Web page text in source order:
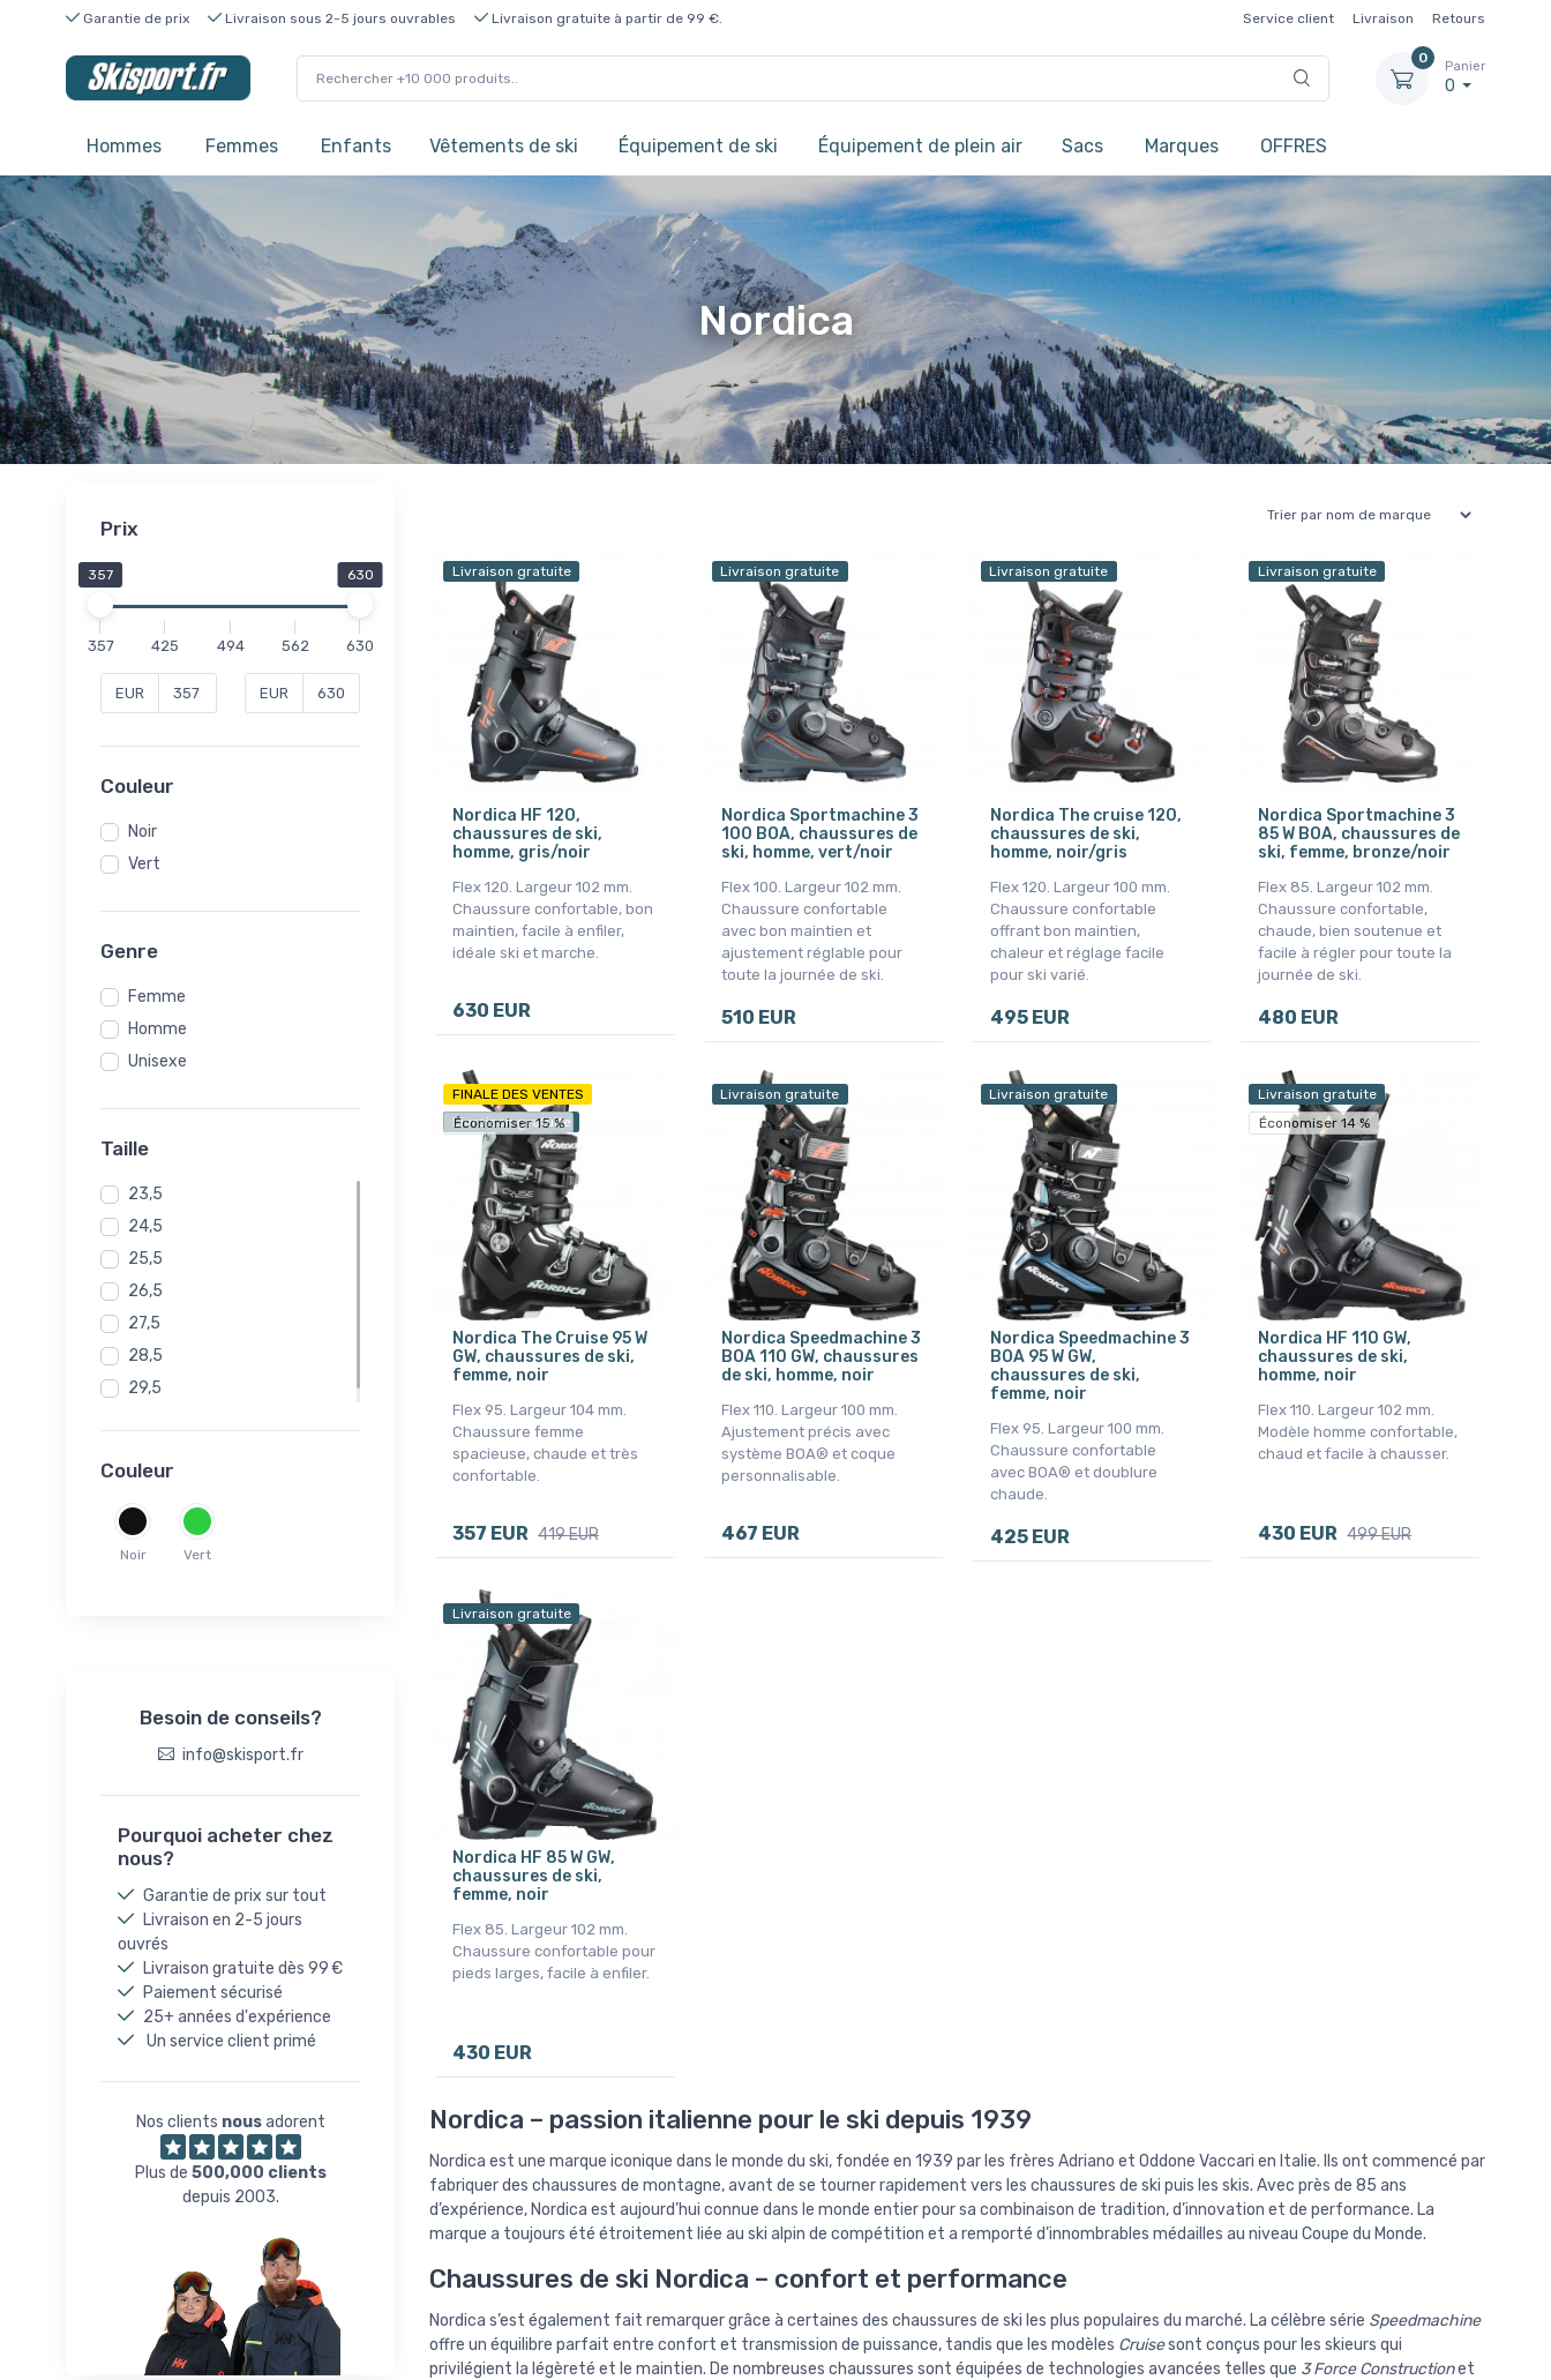
Garantie de prix Livraison sous 2-5 jours ouvrables Livraison gratuite à partir de 99 €. Service client Livraison Retours
0
Panier
0
Hommes Femmes Enfants Vêtements de ski Équipement de ski Équipement de plein air Sacs Marques OFFRES
Nordica
Prix
357 630
357 425 494 562 630
EUR EUR
Couleur
Noir
Vert
Genre
Femme
Homme
Unisexe
Taille
23,5
24,5
25,5
26,5
27,5
28,5
29,5
Couleur
Noir Vert
Besoin de conseils?
info@skisport.fr
Pourquoi acheter chez
nous?
Garantie de prix sur tout
Livraison en 2-5 jours
ouvrés
Livraison gratuite dès 99 €
Paiement sécurisé
25+ années d'expérience
Un service client primé
Nos clients nousadorent
Plus de 500,000 clients
depuis 2003.
Livraison gratuite
Nordica HF 120,
chaussures de ski,
homme, gris/noir
Flex 120. Largeur 102 mm.
Chaussure confortable, bon
maintien, facile à enfiler,
idéale ski et marche.
630 EUR
Livraison gratuite
Nordica Sportmachine 3
100 BOA, chaussures de
ski, homme, vert/noir
Flex 100. Largeur 102 mm.
Chaussure confortable
avec bon maintien et
ajustement réglable pour
toute la journée de ski.
510 EUR
Livraison gratuite
Nordica The cruise 120,
chaussures de ski,
homme, noir/gris
Flex 120. Largeur 100 mm.
Chaussure confortable
offrant bon maintien,
chaleur et réglage facile
pour ski varié.
495 EUR
Livraison gratuite
Nordica Sportmachine 3
85 W BOA, chaussures de
ski, femme, bronze/noir
Flex 85. Largeur 102 mm.
Chaussure confortable,
chaude, bien soutenue et
facile à régler pour toute la
journée de ski.
480 EUR
FINALE DES VENTES
Livraison gratuite
Économiser 15 %
Nordica The Cruise 95 W
GW, chaussures de ski,
femme, noir
Flex 95. Largeur 104 mm.
Chaussure femme
spacieuse, chaude et très
confortable.
357 EUR 419 EUR
Livraison gratuite
Nordica Speedmachine 3
BOA 110 GW, chaussures
de ski, homme, noir
Flex 110. Largeur 100 mm.
Ajustement précis avec
système BOA® et coque
personnalisable.
467 EUR
Livraison gratuite
Nordica Speedmachine 3
BOA 95 W GW,
chaussures de ski,
femme, noir
Flex 95. Largeur 100 mm.
Chaussure confortable
avec BOA® et doublure
chaude.
425 EUR
Livraison gratuite
Économiser 14 %
Nordica HF 110 GW,
chaussures de ski,
homme, noir
Flex 110. Largeur 102 mm.
Modèle homme confortable,
chaud et facile à chausser.
430 EUR 499 EUR
Livraison gratuite
Nordica HF 85 W GW,
chaussures de ski,
femme, noir
Flex 85. Largeur 102 mm.
Chaussure confortable pour
pieds larges, facile à enfiler.
430 EUR
Nordica – passion italienne pour le ski depuis 1939
Nordica est une marque iconique dans le monde du ski, fondée en 1939 par les frères Adriano et Oddone Vaccari en Italie. Ils ont commencé par
fabriquer des chaussures de montagne, avant de se tourner rapidement vers les chaussures de ski puis les skis. Avec près de 85 ans
d’expérience, Nordica est aujourd’hui connue dans le monde entier pour sa combinaison de tradition, d’innovation et de performance. La
marque a toujours été étroitement liée au ski alpin de compétition et a remporté d’innombrables médailles au niveau Coupe du Monde.
Chaussures de ski Nordica – confort et performance
Nordica s’est également fait remarquer grâce à certaines des chaussures de ski les plus populaires du marché. La célèbre série Speedmachine
offre un équilibre parfait entre confort et transmission de puissance, tandis que les modèles Cruisesont conçus pour les skieurs qui
privilégient la légèreté et le maintien. De nombreuses chaussures sont équipées de technologies avancées telles que 3 Force Constructionet